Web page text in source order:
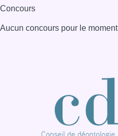
Concours
Aucun concours pour le moment